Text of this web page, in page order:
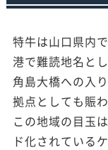
特牛は山口県内
港で難読地名と
角島大橋への入
拠点としても賑
この地域の目玉
ド化されている